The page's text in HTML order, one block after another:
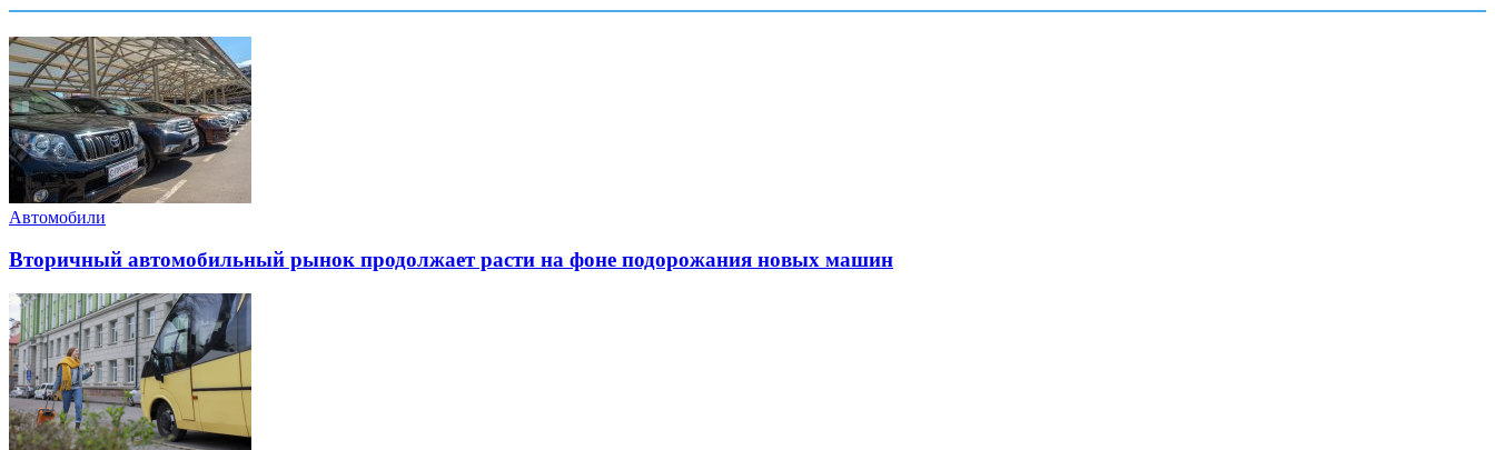
Автомобили
Вторичный автомобильный рынок продолжает расти на фоне подорожания новых машин